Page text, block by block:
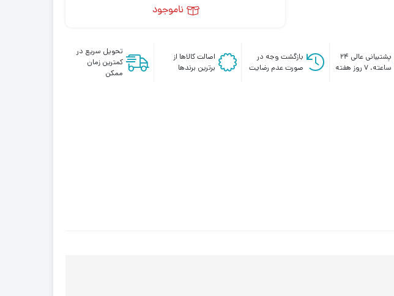
ناموجود
پشتیبانی عالی ۲۴
ساعته، ۷ روز هفته
بازگشت وجه در
صورت عدم رضایت
اصالت کالاها از
برترین برندها
تحویل سریع در
کمترین زمان
ممکن